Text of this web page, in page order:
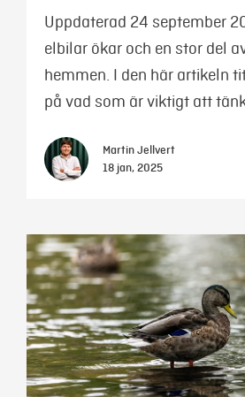
Uppdaterad 24 september
elbilar ökar och en stor del
hemmen. I den här artikeln
på vad som är viktigt att
Martin Jellvert
18 jan, 2025